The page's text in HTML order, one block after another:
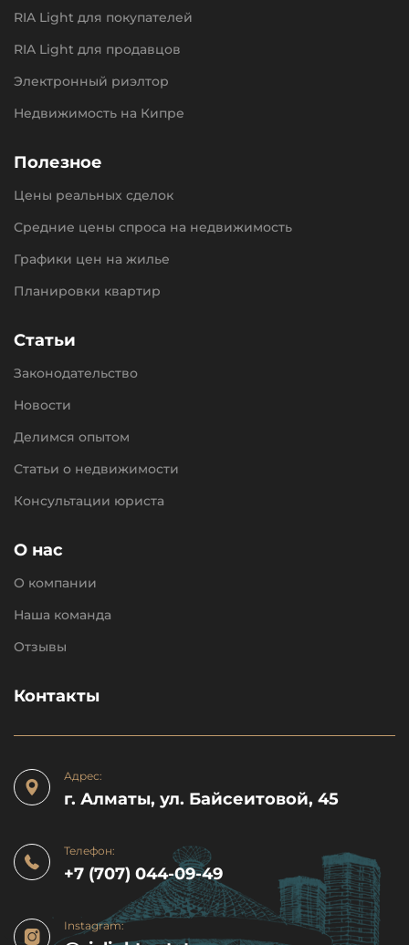
RIA Light для покупателей
RIA Light для продавцов
Электронный риэлтор
Недвижимость на Кипре
Полезное
Цены реальных сделок
Средние цены спроса на недвижимость
Графики цен на жилье
Планировки квартир
Статьи
Законодательство
Новости
Делимся опытом
Статьи о недвижимости
Консультации юриста
О нас
О компании
Наша команда
Отзывы
Контакты
Адрес:
г. Алматы, ул. Байсеитовой, 45
Телефон:
+7 (707) 044-09-49
Instagram: